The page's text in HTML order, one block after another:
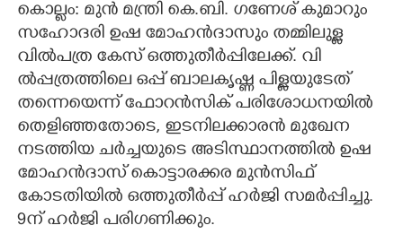
CARTOONS
LITERATURE
ZOOM
CONTACT US
കൊല്ലം: മുൻ മന്ത്രി കെ.ബി. ഗണേശ് കുമാറും
സഹോദരി ഉഷ മോഹൻദാസും തമ്മിലുള്ള
വിൽപത്ര കേസ് ഒത്തുതീർപ്പിലേക്ക്. വി​
ൽപ്പത്രത്തി​ലെ ഒപ്പ് ബാലകൃഷ്ണ പി​ള്ളയുടേത്
തന്നെയെന്ന് ഫോറൻസി​ക് പരി​ശോധനയി​ൽ
തെളി​ഞ്ഞതോടെ, ഇടനിലക്കാരൻ മുഖേന
നടത്തിയ ചർച്ചയുടെ അടിസ്ഥാനത്തിൽ ഉഷ
മോഹൻദാസ് കൊട്ടാരക്കര മുൻസിഫ്
കോടതിയിൽ ഒത്തുതീർപ്പ് ഹർജി സമർപ്പിച്ചു.
9ന് ഹർജി​ പരി​ഗണി​ക്കും.